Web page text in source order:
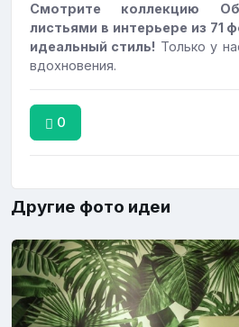
Смотрите коллекцию
листьями в интерьере из 71
идеальный стиль! Только у
вдохновения.
0
Другие фото идеи